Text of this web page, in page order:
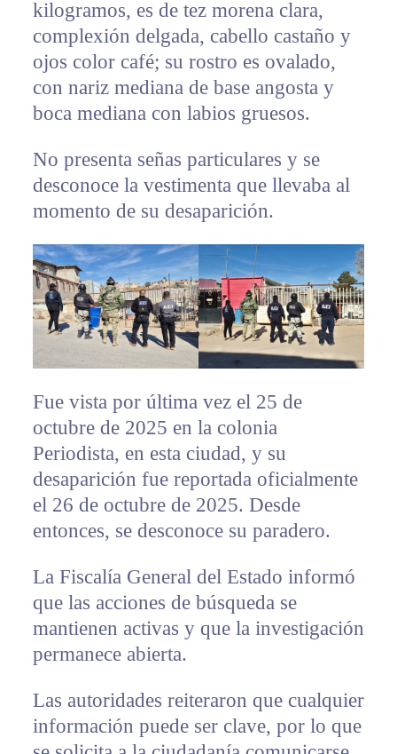
kilogramos, es de tez morena clara,
complexión delgada, cabello castaño y
ojos color café; su rostro es ovalado,
con nariz mediana de base angosta y
boca mediana con labios gruesos.
No presenta señas particulares y se
desconoce la vestimenta que llevaba al
momento de su desaparición.
Fue vista por última vez el 25 de
octubre de 2025 en la colonia
Periodista, en esta ciudad, y su
desaparición fue reportada oficialmente
el 26 de octubre de 2025. Desde
entonces, se desconoce su paradero.
La Fiscalía General del Estado informó
que las acciones de búsqueda se
mantienen activas y que la investigación
permanece abierta.
Las autoridades reiteraron que cualquier
información puede ser clave, por lo que